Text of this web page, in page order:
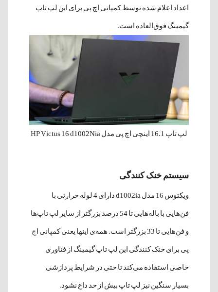
اعداد اعلام شده توسط کمپانی اچ پی برای این لپ تاپ
گیمینگ فوق‌العاده است.
لپ تاپ 16.1 اینچی اچ پی مدل HP Victus 16 d1002Nia
سیستم خنک کنندگی
ویکتوس 16 مدل d1002ia دارای 4 لوله حرارتی با
فن‌هایی با باله‌هایی تا 54 درصد بزرگتر از سایر لپ تاپ‌ها
و فن‌هایی تا 33 بزرگتر است. همه‌ی اینها یعنی کمپانی اچ
پی برای خنک کنندگی این لپ تاپ گیمینگ از فناوری
خاصی استفاده می‌کند تا حتی در شرایط پردازشی
بسیار سنگین نیز لپ تاپ بیش از حد داغ نشود.